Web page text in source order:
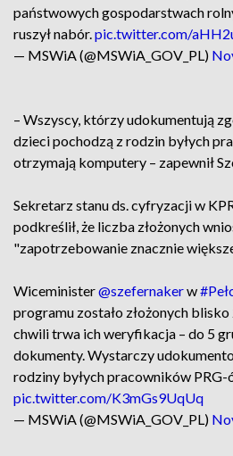
państwowych gospodarstwach
ruszył nabór.pic.twitter.com/
— MSWiA (@MSWiA_GOV_PL)
– Wszyscy, którzy udokumentują
dzieci pochodzą z rodzin byłych
otrzymają komputery – zapewnił
Sekretarz stanu ds. cyfryzacji w
podkreślił, że liczba złożonych
"zapotrzebowanie znacznie
Wiceminister@szefernakerw
programu zostało złożonych
chwili trwa ich weryfikacja – do 5
dokumenty. Wystarczy
rodziny byłych pracowników PRG-
pic.twitter.com/K3mGs9UqUq
— MSWiA (@MSWiA_GOV_PL)